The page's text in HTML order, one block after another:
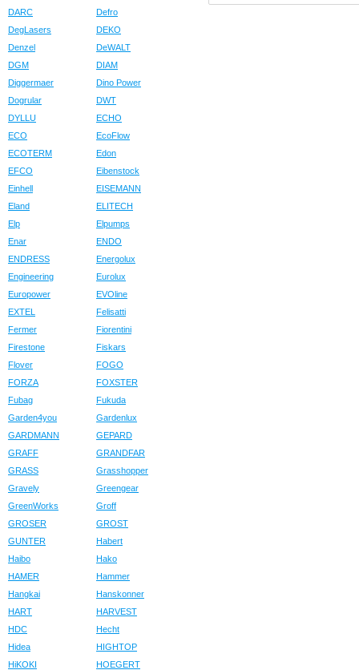
DARC
Defro
DegLasers
DEKO
Denzel
DeWALT
DGM
DIAM
Diggermaer
Dino Power
Dogrular
DWT
DYLLU
ECHO
ECO
EcoFlow
ECOTERM
Edon
EFCO
Eibenstock
Einhell
EISEMANN
Eland
ELITECH
Elp
Elpumps
Enar
ENDO
ENDRESS
Energolux
Engineering
Eurolux
Europower
EVOline
EXTEL
Felisatti
Fermer
Fiorentini
Firestone
Fiskars
Flover
FOGO
FORZA
FOXSTER
Fubag
Fukuda
Garden4you
Gardenlux
GARDMANN
GEPARD
GRAFF
GRANDFAR
GRASS
Grasshopper
Gravely
Greengear
GreenWorks
Groff
GROSER
GROST
GUNTER
Habert
Haibo
Hako
HAMER
Hammer
Hangkai
Hanskonner
HART
HARVEST
HDC
Hecht
Hidea
HIGHTOP
HiKOKI
HOEGERT